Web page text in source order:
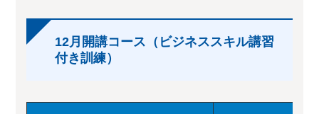
12月開講コース（ビジネススキル講習
付き訓練）